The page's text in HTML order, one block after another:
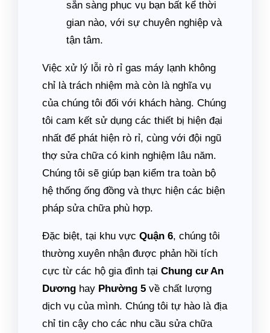
sẵn sàng phục vụ bạn bất kể thời
gian nào, với sự chuyên nghiệp và
tận tâm.
Việc xử lý lỗi rò rỉ gas máy lạnh không
chỉ là trách nhiệm mà còn là nghĩa vụ
của chúng tôi đối với khách hàng. Chúng
tôi cam kết sử dụng các thiết bị hiện đại
nhất để phát hiện rò rỉ, cùng với đội ngũ
thợ sửa chữa có kinh nghiệm lâu năm.
Chúng tôi sẽ giúp bạn kiểm tra toàn bộ
hệ thống ống đồng và thực hiện các biện
pháp sửa chữa phù hợp.
Đặc biệt, tại khu vực Quận 6, chúng tôi
thường xuyên nhận được phản hồi tích
cực từ các hộ gia đình tại Chung cư An
Dương hay Phường 5 về chất lượng
dịch vụ của mình. Chúng tôi tự hào là địa
chỉ tin cậy cho các nhu cầu sửa chữa